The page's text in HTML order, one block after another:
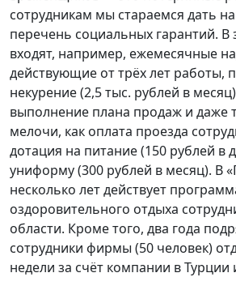
сотрудникам мы стараемся дать
перечень социальных гарантий. В
входят, например, ежемесячные
действующие от трёх лет работы,
некурение (2,5 тыс. рублей в
выполнение плана продаж и даже
мелочи, как оплата проезда
дотация на питание (150 рублей в
униформу (300 рублей в месяц). В
несколько лет действует
оздоровительного отдыха
области. Кроме того, два года
сотрудники фирмы (50 человек)
недели за счёт компании в Турции